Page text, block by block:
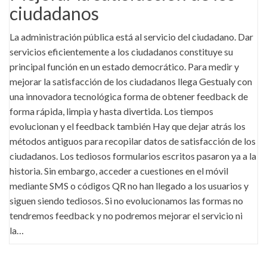
ciudadanos
La administración pública está al servicio del ciudadano. Dar
servicios eficientemente a los ciudadanos constituye su
principal función en un estado democrático. Para medir y
mejorar la satisfacción de los ciudadanos llega Gestualy con
una innovadora tecnológica forma de obtener feedback de
forma rápida, limpia y hasta divertida. Los tiempos
evolucionan y el feedback también Hay que dejar atrás los
métodos antiguos para recopilar datos de satisfacción de los
ciudadanos. Los tediosos formularios escritos pasaron ya a la
historia. Sin embargo, acceder a cuestiones en el móvil
mediante SMS o códigos QR no han llegado a los usuarios y
siguen siendo tediosos. Si no evolucionamos las formas no
tendremos feedback y no podremos mejorar el servicio ni
la…